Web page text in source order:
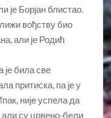
је Борјан блистао.
вођству био
али је Родић
је била све
притиска, па је у
није успела да
али су црвено-бели